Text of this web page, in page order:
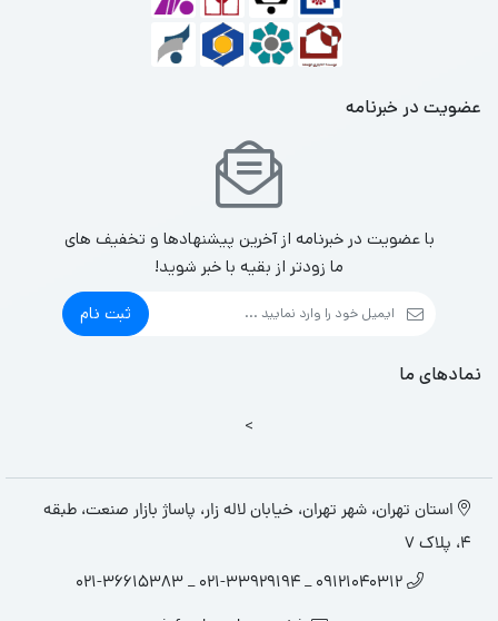
عضویت در خبرنامه
با عضویت در خبرنامه از آخرین پیشنهادها و تخفیف های
ما زودتر از بقیه با خبر شوید!
ثبت نام
نمادهای ما
>
استان تهران، شهر تهران، خیابان لاله زار، پاساژ بازار صنعت، طبقه
4، پلاک 7
09121040312 _ 021-33929194 _ 021-36615383